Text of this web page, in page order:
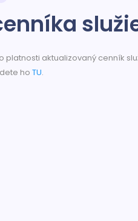
platnosti aktualizovaný cenník
ho TU.